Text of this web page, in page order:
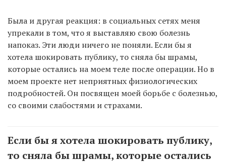
Была и другая реакция: в социальных сетях меня
упрекали в том, что я выставляю свою болезнь
напоказ. Эти люди ничего не поняли. Если бы я
хотела шокировать публику, то сняла бы шрамы,
которые остались на моем теле после операции. Но в
моем проекте нет неприятных физиологических
подробностей. Он посвящен моей борьбе с болезнью,
со своими слабостями и страхами.
Если бы я хотела шокировать публику,
то сняла бы шрамы, которые остались